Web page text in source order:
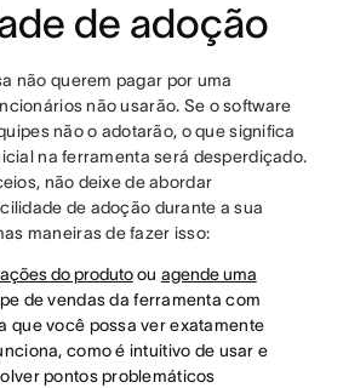
de adoção
não querem pagar por uma
não usarão. Se o software
não o adotarão, o que significa
na ferramenta será desperdiçado.
não deixe de abordar
de adoção durante a sua
maneiras de fazer isso:
do produtoou agende uma
de vendas da ferramenta com
que você possa ver exatamente
como é intuitivo de usar e
pontos problemáticos